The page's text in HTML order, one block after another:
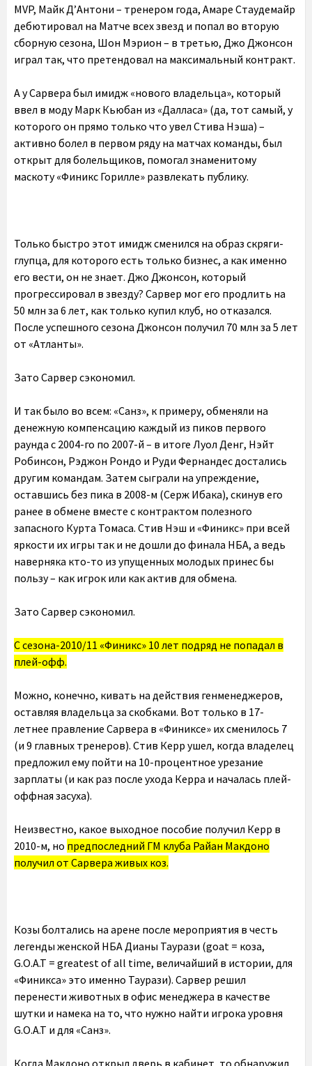
MVP, Майк Д’Антони – тренером года, Амаре Стаудемайр
дебютировал на Матче всех звезд и попал во вторую
сборную сезона, Шон Мэрион – в третью, Джо Джонсон
играл так, что претендовал на максимальный контракт.
А у Сарвера был имидж «нового владельца», который
ввел в моду Марк Кьюбан из «Далласа» (да, тот самый, у
которого он прямо только что увел Стива Нэша) –
активно болел в первом ряду на матчах команды, был
открыт для болельщиков, помогал знаменитому
маскоту «Финикс Горилле» развлекать публику.
Только быстро этот имидж сменился на образ скряги-
глупца, для которого есть только бизнес, а как именно
его вести, он не знает. Джо Джонсон, который
прогрессировал в звезду? Сарвер мог его продлить на
50 млн за 6 лет, как только купил клуб, но отказался.
После успешного сезона Джонсон получил 70 млн за 5 лет
от «Атланты».
Зато Сарвер сэкономил.
И так было во всем: «Санз», к примеру, обменяли на
денежную компенсацию каждый из пиков первого
раунда с 2004-го по 2007-й – в итоге Луол Денг, Нэйт
Робинсон, Рэджон Рондо и Руди Фернандес достались
другим командам. Затем сыграли на упреждение,
оставшись без пика в 2008-м (Серж Ибака), скинув его
ранее в обмене вместе с контрактом полезного
запасного Курта Томаса. Стив Нэш и «Финикс» при всей
яркости их игры так и не дошли до финала НБА, а ведь
наверняка кто-то из упущенных молодых принес бы
пользу – как игрок или как актив для обмена.
Зато Сарвер сэкономил.
С сезона-2010/11 «Финикс» 10 лет подряд не попадал в
плей-офф.
Можно, конечно, кивать на действия генменеджеров,
оставляя владельца за скобками. Вот только в 17-
летнее правление Сарвера в «Финиксе» их сменилось 7
(и 9 главных тренеров). Стив Керр ушел, когда владелец
предложил ему пойти на 10-процентное урезание
зарплаты (и как раз после ухода Керра и началась плей-
оффная засуха).
Неизвестно, какое выходное пособие получил Керр в
2010-м, но предпоследний ГМ клуба Райан Макдоно
получил от Сарвера живых коз.
Козы болтались на арене после мероприятия в честь
легенды женской НБА Дианы Таурази (goat = коза,
G.O.A.T = greatest of all time, величайший в истории, для
«Финикса» это именно Таурази). Сарвер решил
перенести животных в офис менеджера в качестве
шутки и намека на то, что нужно найти игрока уровня
G.O.A.T и для «Санз».
Когда Макдоно открыл дверь в кабинет, то обнаружил